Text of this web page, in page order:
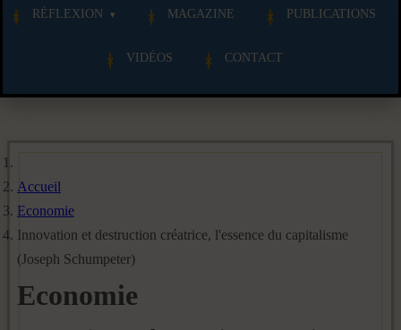
RÉFLEXION MAGAZINE PUBLICATIONS
VIDÉOS CONTACT
Accueil
Economie
Innovation et destruction créatrice, l'essence du capitalisme
(Joseph Schumpeter)
Economie